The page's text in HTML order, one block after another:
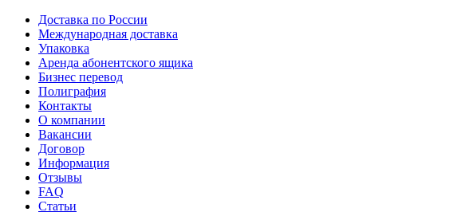
Доставка по России
Международная доставка
Упаковка
Аренда абонентского ящика
Бизнес перевод
Полиграфия
Контакты
О компании
Вакансии
Договор
Информация
Отзывы
FAQ
Статьи